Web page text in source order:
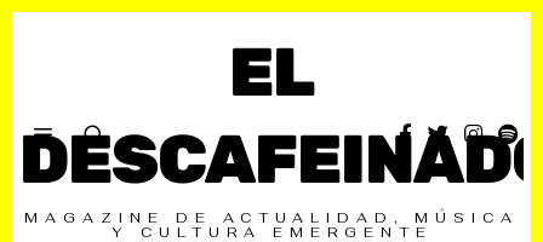
EL
MAGAZINE DE ACTUALIDAD, MÚSICA
Y CULTURA EMERGENTE